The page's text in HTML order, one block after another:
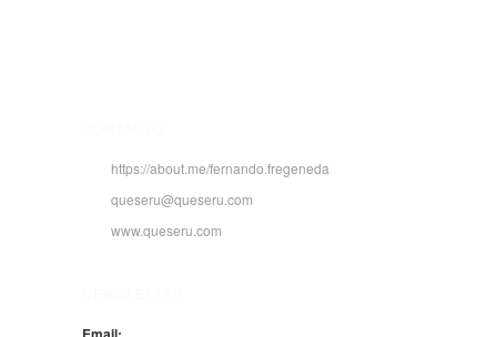
https://about.me/fernando.fregeneda
queseru@queseru.com
www.queseru.com